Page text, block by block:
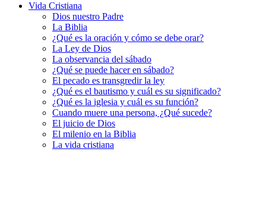
Vida Cristiana
Dios nuestro Padre
La Biblia
¿Qué es la oración y cómo se debe orar?
La Ley de Dios
La observancia del sábado
¿Qué se puede hacer en sábado?
El pecado es transgredir la ley
¿Qué es el bautismo y cuál es su significado?
¿Qué es la iglesia y cuál es su función?
Cuando muere una persona, ¿Qué sucede?
El juicio de Dios
El milenio en la Biblia
La vida cristiana